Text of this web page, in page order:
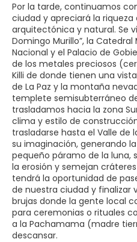
Por la tarde, continuamos
ciudad y apreciará la riqueza
arquitectónica y natural. Se
Domingo Murillo”, la
Nacional y el Palacio de
de los metales preciosos
Killi de donde tienen una
de La Paz y la montaña
templete semisubterráneo
trasladamos hacia la zona
clima y estilo de
trasladarse hasta el Valle de
su imaginación, generando
pequeño páramo de la luna,
la erosión y semejan
tendrá la oportunidad de
de nuestra ciudad y finalizar
brujas donde la gente local
para ceremonias o rituales
a la Pachamama (madre
descansar.